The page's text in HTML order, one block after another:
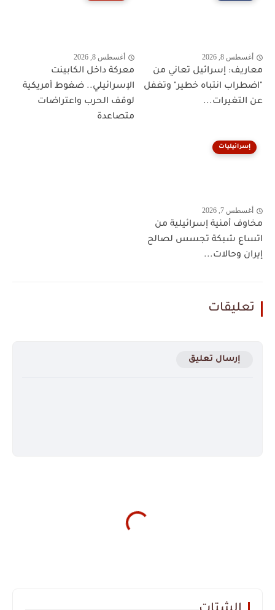
أغسطس 8, 2026
معاريف: إسرائيل تعاني من
"اضطراب انتباه خطير" وتغفل
عن التغيرات...
أغسطس 8, 2026
معركة داخل الكابينت
الإسرائيلي.. ضغوط أمريكية
لوقف الحرب واعتراضات
متصاعدة
إسرائيليات
أغسطس 7, 2026
مخاوف أمنية إسرائيلية من
اتساع شبكة تجسس لصالح
إيران وحالات...
تعليقات
إرسال تعليق